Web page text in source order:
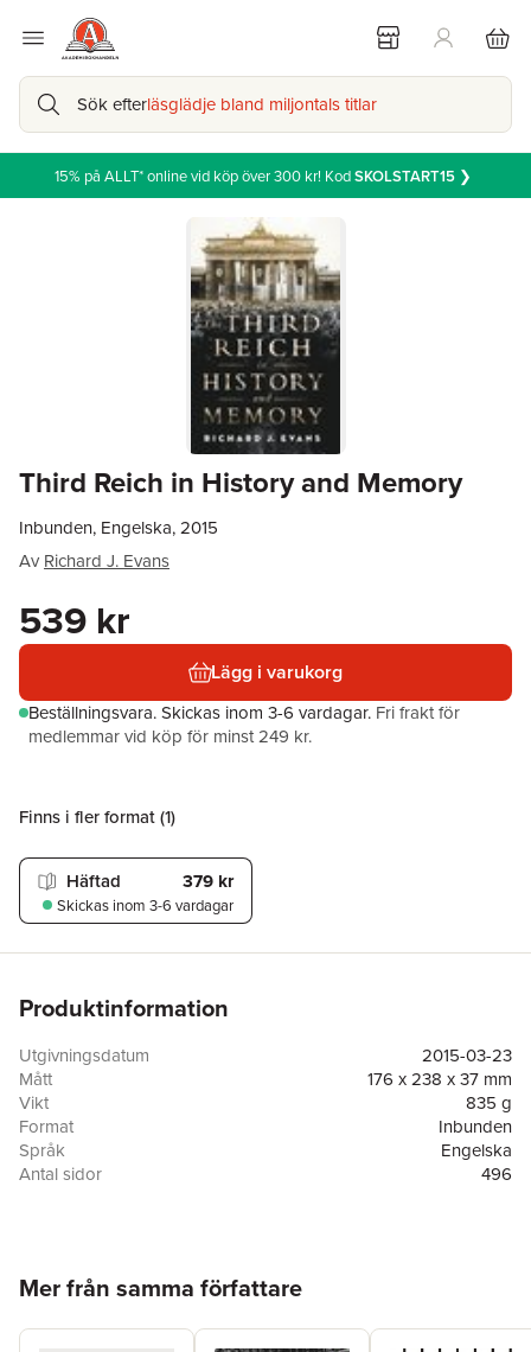
Sök efterläsglädje bland miljontals titlar
15% på ALLT* online vid köp över 300 kr! KodSKOLSTART15 ❯
Third Reich in History and Memory
Inbunden, Engelska, 2015
Av Richard J. Evans
539 kr
Lägg i varukorg
Beställningsvara.Skickas inom 3-6 vardagar. Fri frakt för
medlemmar vid köp för minst 249 kr.
Finns i fler format (1)
Häftad 379 kr
Skickas inom 3-6 vardagar
Produktinformation
Utgivningsdatum
2015-03-23
Mått
176 x 238 x 37 mm
Vikt
835 g
Format
Inbunden
Språk
Engelska
Antal sidor
496
Mer från samma författare